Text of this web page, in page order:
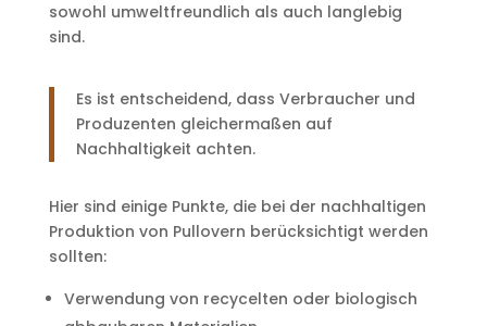
sowohl umweltfreundlich als auch langlebig
sind.
Es ist entscheidend, dass Verbraucher und
Produzenten gleichermaßen auf
Nachhaltigkeit achten.
Hier sind einige Punkte, die bei der nachhaltigen
Produktion von Pullovern berücksichtigt werden
sollten:
Verwendung von recycelten oder biologisch